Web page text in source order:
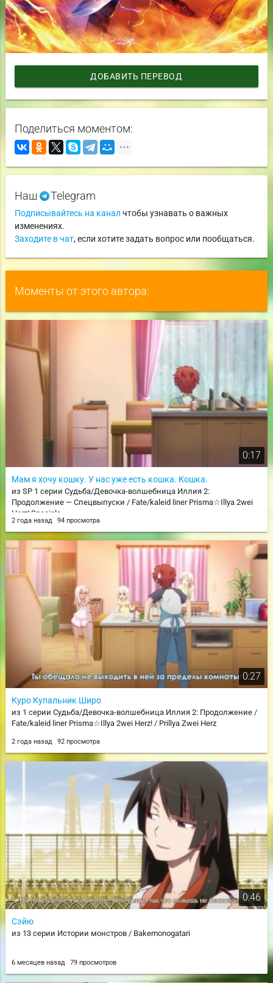
ДОБАВИТЬ ПЕРЕВОД
Поделиться моментом:
Наш Telegram
Подписывайтесь на канал чтобы узнавать о важных
изменениях.
Заходите в чат, если хотите задать вопрос или пообщаться.
Моменты от этого автора:
0:17
Мам я хочу кошку. У нас уже есть кошка. Кошка.
из SP 1 серии Судьба/Девочка-волшебница Иллия 2:
Продолжение — Спецвыпуски / Fate/kaleid liner Prisma☆Illya 2wei
Herz! Specials
2 года назад 94 просмотра
0:27
Куро Купальник Широ
из 1 серии Судьба/Девочка-волшебница Иллия 2: Продолжение /
Fate/kaleid liner Prisma☆Illya 2wei Herz! / Prillya Zwei Herz
2 года назад 92 просмотра
0:46
Сэйю
из 13 серии Истории монстров / Bakemonogatari
6 месяцев назад 79 просмотров